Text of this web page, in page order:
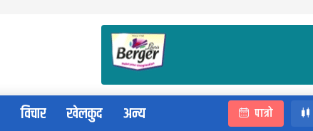
विचार खेलकुद अन्य पात्रो